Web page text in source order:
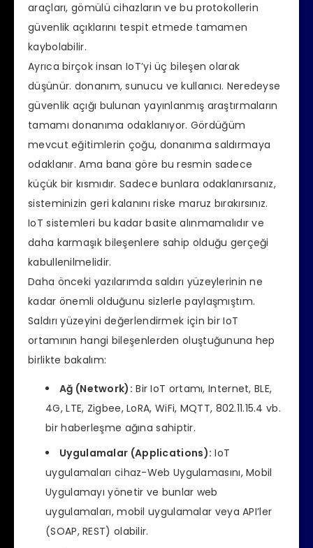
araçları, gömülü cihazların ve bu protokollerin
güvenlik açıklarını tespit etmede tamamen
kaybolabilir.
Ayrıca birçok insan IoT’yi üç bileşen olarak
düşünür. donanım, sunucu ve kullanıcı. Neredeyse
güvenlik açığı bulunan yayınlanmış araştırmaların
tamamı donanıma odaklanıyor. Gördüğüm
mevcut eğitimlerin çoğu, donanıma saldırmaya
odaklanır. Ama bana göre bu resmin sadece
küçük bir kısmıdır. Sadece bunlara odaklanırsanız,
sisteminizin geri kalanını riske maruz bırakırsınız.
IoT sistemleri bu kadar basite alınmamalıdır ve
daha karmaşık bileşenlere sahip olduğu gerçeği
kabullenilmelidir.
Daha önceki yazılarımda saldırı yüzeylerinin ne
kadar önemli olduğunu sizlerle paylaşmıştım.
Saldırı yüzeyini değerlendirmek için bir IoT
ortamının hangi bileşenlerden oluştuğununa hep
birlikte bakalım:
Ağ (Network): Bir IoT ortamı, Internet, BLE,
4G, LTE, Zigbee, LoRA, WiFi, MQTT, 802.11.15.4 vb.
bir haberleşme ağına sahiptir.
Uygulamalar (Applications): IoT
uygulamaları cihaz-Web Uygulamasını, Mobil
Uygulamayı yönetir ve bunlar web
uygulamaları, mobil uygulamalar veya API’ler
(SOAP, REST) olabilir.